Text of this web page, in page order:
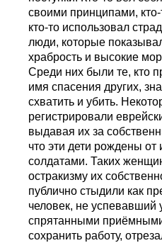
своими принципами,
кто-то использовал
люди, которые
храбрость и высокие
Среди них были те, кто
имя спасения других,
схватить и убить.
регистрировали
выдавая их за
что эти дети рождены
солдатами. Таких
остракизму их
публично стыдили как
человек, не успевавший
спрятанными
сохранить работу,